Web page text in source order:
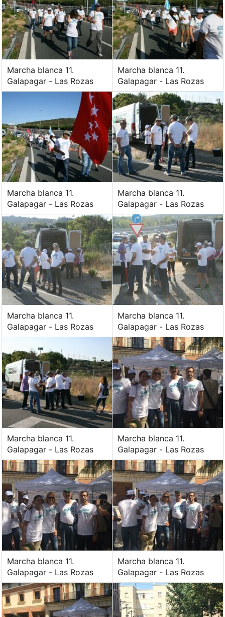
Marcha blanca 11.
Galapagar - Las Rozas
Marcha blanca 11.
Galapagar - Las Rozas
Marcha blanca 11.
Galapagar - Las Rozas
Marcha blanca 11.
Galapagar - Las Rozas
Marcha blanca 11.
Galapagar - Las Rozas
Marcha blanca 11.
Galapagar - Las Rozas
Marcha blanca 11.
Galapagar - Las Rozas
Marcha blanca 11.
Galapagar - Las Rozas
Marcha blanca 11.
Galapagar - Las Rozas
Marcha blanca 11.
Galapagar - Las Rozas